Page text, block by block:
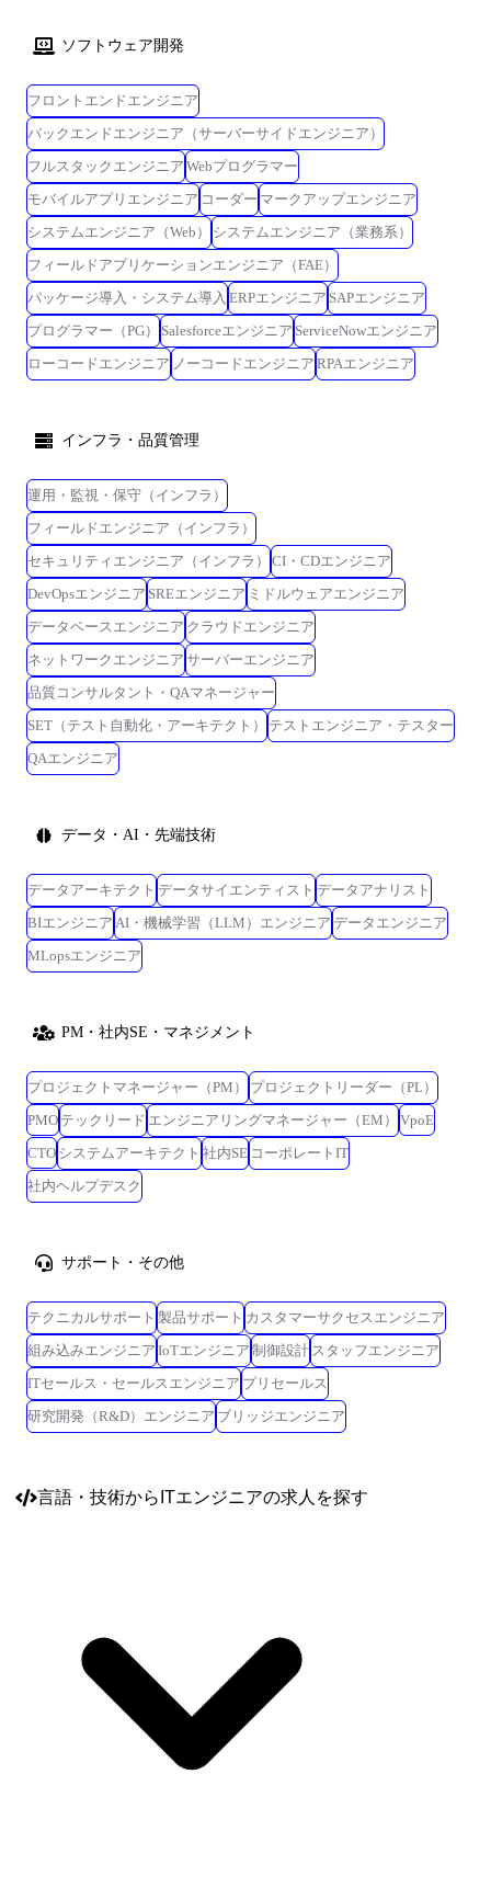
ソフトウェア開発
フロントエンドエンジニア
バックエンドエンジニア（サーバーサイドエンジニア）
フルスタックエンジニア Webプログラマー
モバイルアプリエンジニア コーダー マークアップエンジニア
システムエンジニア（Web）
システムエンジニア（業務系）
フィールドアプリケーションエンジニア（FAE）
パッケージ導入・システム導入 ERPエンジニア SAPエンジニア
プログラマー（PG）
Salesforceエンジニア ServiceNowエンジニア
ローコードエンジニア ノーコードエンジニア RPAエンジニア
インフラ・品質管理
運用・監視・保守（インフラ）
フィールドエンジニア（インフラ）
セキュリティエンジニア（インフラ）
CI・CDエンジニア
DevOpsエンジニア SREエンジニア ミドルウェアエンジニア
データベースエンジニア クラウドエンジニア
ネットワークエンジニア サーバーエンジニア
品質コンサルタント・QAマネージャー
SET（テスト自動化・アーキテクト）
テストエンジニア・テスター
QAエンジニア
データ・AI・先端技術
データアーキテクト データサイエンティスト データアナリスト
BIエンジニア AI・機械学習（LLM）エンジニア データエンジニア
MLopsエンジニア
PM・社内SE・マネジメント
プロジェクトマネージャー（PM）
プロジェクトリーダー（PL）
PMO テックリード エンジニアリングマネージャー（EM）
VpoE
CTO システムアーキテクト 社内SE コーポレートIT
社内ヘルプデスク
サポート・その他
テクニカルサポート 製品サポート カスタマーサクセスエンジニア
組み込みエンジニア IoTエンジニア 制御設計 スタッフエンジニア
ITセールス・セールスエンジニア プリセールス
研究開発（R&D）エンジニア ブリッジエンジニア
言語・技術からITエンジニアの求人を探す